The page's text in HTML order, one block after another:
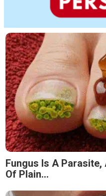
Fungus Is A
Of Plain...